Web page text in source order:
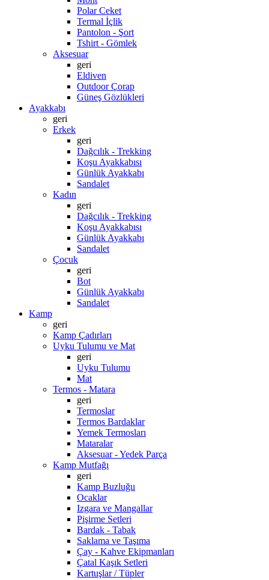
Polar Ceket
Termal İçlik
Pantolon - Şort
Tshirt - Gömlek
Aksesuar
geri
Eldiven
Outdoor Çorap
Güneş Gözlükleri
Ayakkabı
geri
Erkek
geri
Dağcılık - Trekking
Koşu Ayakkabısı
Günlük Ayakkabı
Sandalet
Kadın
geri
Dağcılık - Trekking
Koşu Ayakkabısı
Günlük Ayakkabı
Sandalet
Çocuk
geri
Bot
Günlük Ayakkabı
Sandalet
Kamp
geri
Kamp Çadırları
Uyku Tulumu ve Mat
geri
Uyku Tulumu
Mat
Termos - Matara
geri
Termoslar
Termos Bardaklar
Yemek Termosları
Mataralar
Aksesuar - Yedek Parça
Kamp Mutfağı
geri
Kamp Buzluğu
Ocaklar
Izgara ve Mangallar
Pişirme Setleri
Bardak - Tabak
Saklama ve Taşıma
Çay - Kahve Ekipmanları
Çatal Kaşık Setleri
Kartuşlar / Tüpler